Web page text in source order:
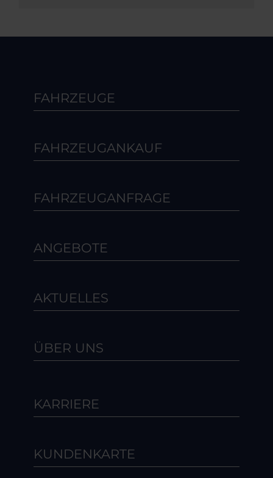
FAHRZEUGE
FAHRZEUGANKAUF
FAHRZEUGANFRAGE
ANGEBOTE
AKTUELLES
ÜBER UNS
KARRIERE
KUNDENKARTE